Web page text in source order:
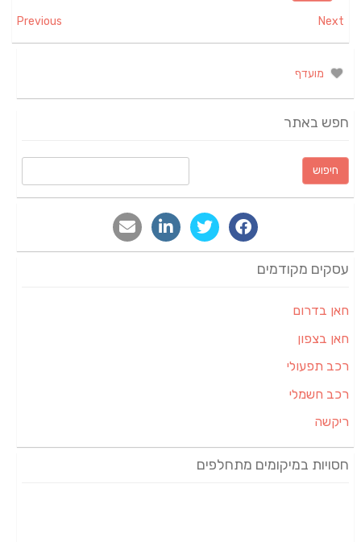
Previous Next
מועדף
חפש באתר
חיפוש:
עסקים מקודמים
חאן בדרום
חאן בצפון
רכב תפעולי
רכב חשמלי
ריקשה
חסויות במיקומים מתחלפים